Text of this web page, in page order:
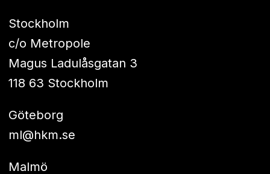
Stockholm
c/o Metropole
Magus Ladulåsgatan 3
118 63 Stockholm
Göteborg
ml@hkm.se
Malmö